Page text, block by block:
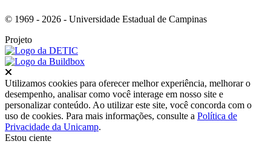
© 1969 - 2026 - Universidade Estadual de Campinas
Projeto
Utilizamos cookies para oferecer melhor experiência, melhorar o
desempenho, analisar como você interage em nosso site e
personalizar conteúdo. Ao utilizar este site, você concorda com o
uso de cookies. Para mais informações, consulte a Política de
Privacidade da Unicamp.
Estou ciente